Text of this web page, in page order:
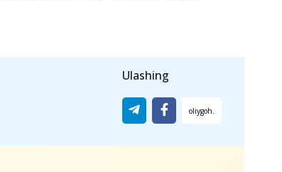
Ulashing